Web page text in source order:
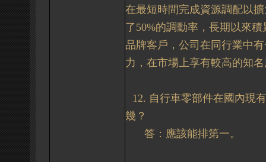
在最短時間完成資源調配以
了50%的調動率，長期以來
品牌客戶，公司在同行業中
力，在市場上享有較高的知
12. 自行車零部件在國內現
幾？
答： 應該能排第一。